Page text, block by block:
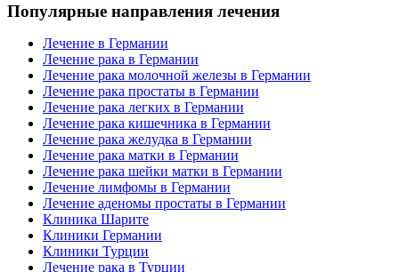
Популярные направления лечения
Лечение в Германии
Лечение рака в Германии
Лечение рака молочной железы в Германии
Лечение рака простаты в Германии
Лечение рака легких в Германии
Лечение рака кишечника в Германии
Лечение рака желудка в Германии
Лечение рака матки в Германии
Лечение рака шейки матки в Германии
Лечение лимфомы в Германии
Лечение аденомы простаты в Германии
Клиника Шарите
Клиники Германии
Клиники Турции
Лечение рака в Турции